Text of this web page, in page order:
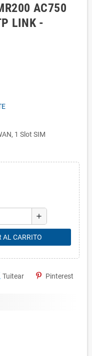
AC750
LINK -
1 Slot SIM
add
AL CARRITO
Tuitear Pinterest